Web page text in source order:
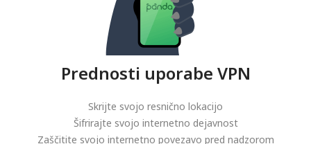
Prednosti uporabe VPN
Skrijte svojo resnično lokacijo
Šifrirajte svojo internetno dejavnost
Zaščitite svojo internetno povezavo pred nadzorom